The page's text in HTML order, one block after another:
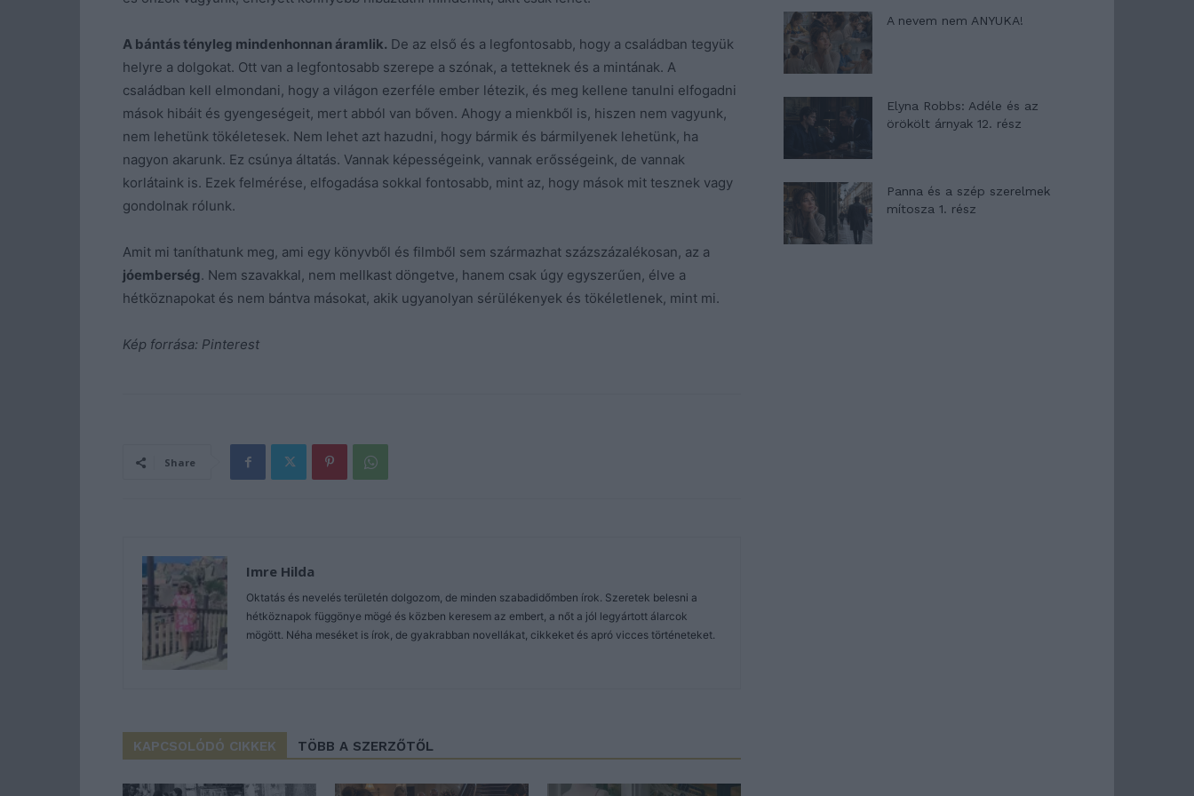
A bántás tényleg mindenhonnan áramlik. De az első és a legfontosabb, hogy a családban tegyük
helyre a dolgokat. Ott van a legfontosabb szerepe a szónak, a tetteknek és a mintának. A
családban kell elmondani, hogy a világon ezerféle ember létezik, és meg kellene tanulni elfogadni
mások hibáit és gyengeségeit, mert abból van bőven. Ahogy a mienkből is, hiszen nem vagyunk,
nem lehetünk tökéletesek. Nem lehet azt hazudni, hogy bármik és bármilyenek lehetünk, ha
nagyon akarunk. Ez csúnya áltatás. Vannak képességeink, vannak erősségeink, de vannak
korlátaink is. Ezek felmérése, elfogadása sokkal fontosabb, mint az, hogy mások mit tesznek vagy
gondolnak rólunk.
Amit mi taníthatunk meg, ami egy könyvből és filmből sem származhat százszázalékosan, az a
jóemberség. Nem szavakkal, nem mellkast döngetve, hanem csak úgy egyszerűen, élve a
hétköznapokat és nem bántva másokat, akik ugyanolyan sérülékenyek és tökéletlenek, mint mi.
Kép forrása: Pinterest
Share
Imre Hilda
Oktatás és nevelés területén dolgozom, de minden szabadidőmben írok. Szeretek belesni a
hétköznapok függönye mögé és közben keresem az embert, a nőt a jól legyártott álarcok
mögött. Néha meséket is írok, de gyakrabban novellákat, cikkeket és apró vicces történeteket.
KAPCSOLÓDÓ CIKKEK TÖBB A SZERZŐTŐL
A nevem nem ANYUKA!
Elyna Robbs: Adéle és az
örökölt árnyak 12. rész
Panna és a szép szerelmek
mítosza 1. rész